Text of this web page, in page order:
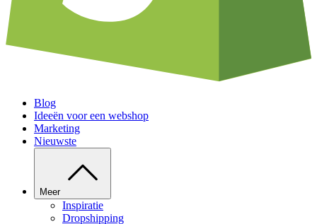
Blog
Ideeën voor een webshop
Marketing
Nieuwste
Meer
Inspiratie
Dropshipping